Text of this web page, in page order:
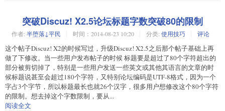
突破Discuz! X2.5论坛标题字数突破80的限制
作者: 半堕落↓平民 时间：2014-08-23 10:20 分类: 使用技巧 评论
这个帖子Discuz! X2的时候写过，升级Discuz! X2.5之后那个帖子基础上再
做了下修改。当一些用户发布帖子的时候 标题要是超过了80个字符超出的
部分被剪切掉了，特别是一些用户发送一些英文或其他其语言的文章的时
候标题说甚至会超过180个字符，又特别论坛编码是UTF-8格式，因为一个
字占3个字节，所以标题最长也就26个汉字，很多用户想修改这个80个字符
的限制。想去掉这个字数限制，要从...
阅读全文